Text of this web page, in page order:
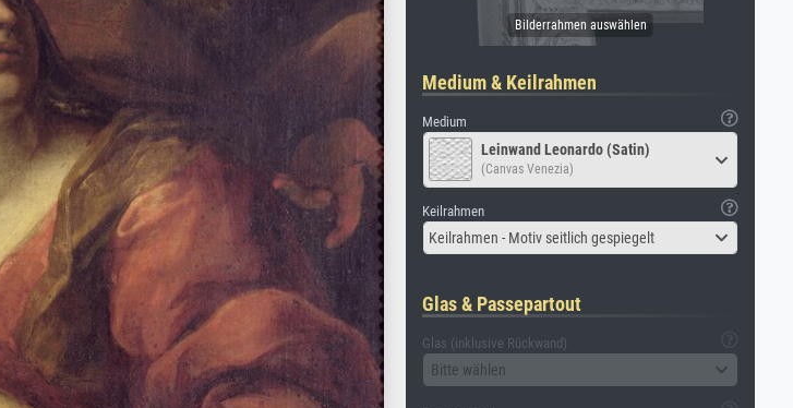
Medium & Keilrahmen
Medium
Leinwand Leonardo (Satin)
(Canvas Venezia)
Keilrahmen
Keilrahmen - Motiv seitlich gespiegelt
Glas & Passepartout
Glas (inklusive Rückwand)
Bitte wählen